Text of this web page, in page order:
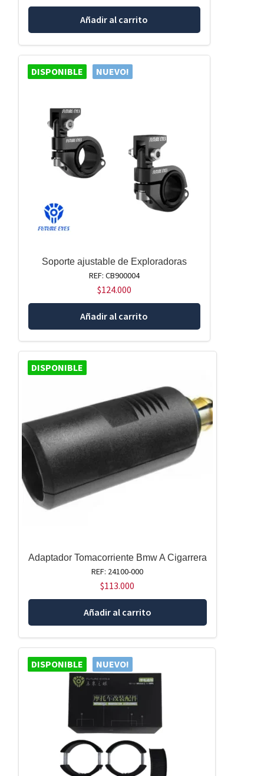
Añadir al carrito
DISPONIBLE NUEVO!
Soporte ajustable de Exploradoras
REF: CB900004
$124.000
Añadir al carrito
DISPONIBLE
Adaptador Tomacorriente Bmw A Cigarrera
REF: 24100-000
$113.000
Añadir al carrito
DISPONIBLE NUEVO!